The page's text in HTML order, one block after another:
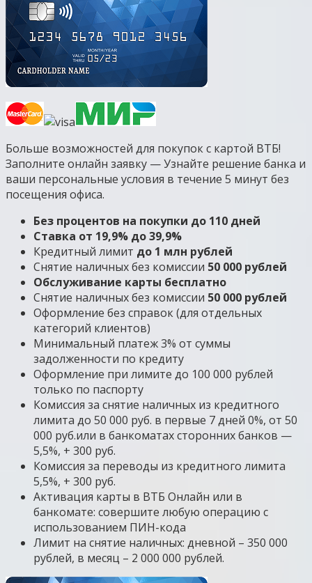
Больше возможностей для покупок с картой ВТБ!
Заполните онлайн заявку — Узнайте решение банка и
ваши персональные условия в течение 5 минут без
посещения офиса.
Без процентов на покупки до 110 дней
Ставка от 19,9% до 39,9%
Кредитный лимит до 1 млн рублей
Снятие наличных без комиссии 50 000 рублей​
Обслуживание карты бесплатно
Снятие наличных без комиссии 50 000 рублей​
Оформление без справок (для отдельных
категорий клиентов)
Минимальный платеж 3% от суммы
задолженности по кредиту
Оформление при лимите до 100 000 рублей
только по паспорту
Комиссия за снятие наличных из кредитного
лимита до 50 000 руб. в первые 7 дней 0%, от 50
000 руб.или в банкоматах сторонних банков —
5,5%, + 300 руб.
Комиссия за переводы из кредитного лимита
5,5%, + 300 руб.
Активация карты в ВТБ Онлайн или в
банкомате: совершите любую операцию с
использованием ПИН-кода
Лимит на снятие наличных: дневной – 350 000
рублей, в месяц – 2 000 000 рублей.